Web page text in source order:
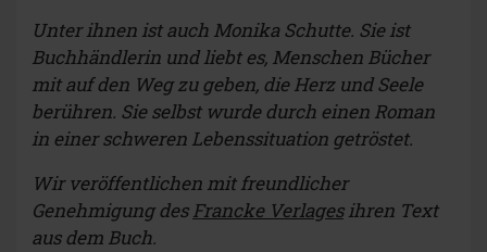
Unter ihnen ist auch Monika Schutte. Sie ist
Buchhändlerin und liebt es, Menschen Bücher
mit auf den Weg zu geben, die Herz und Seele
berühren. Sie selbst wurde durch einen Roman
in einer schweren Lebenssituation getröstet.
Wir veröffentlichen mit freundlicher
Genehmigung desFrancke Verlagesihren Text
aus dem Buch.